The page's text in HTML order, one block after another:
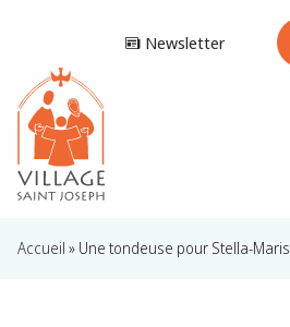
Newsletter
Accueil » Une tondeuse pour Stella-Maris